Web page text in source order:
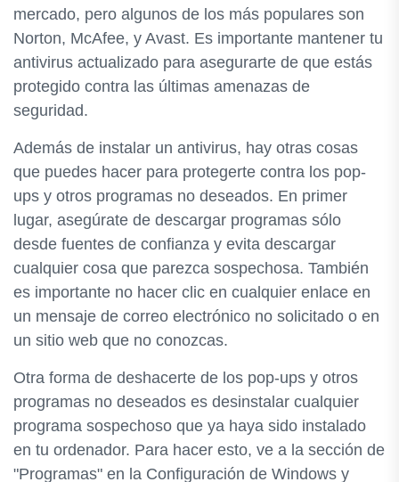
mercado, pero algunos de los más populares son
Norton, McAfee, y Avast. Es importante mantener tu
antivirus actualizado para asegurarte de que estás
protegido contra las últimas amenazas de
seguridad.
Además de instalar un antivirus, hay otras cosas
que puedes hacer para protegerte contra los pop-
ups y otros programas no deseados. En primer
lugar, asegúrate de descargar programas sólo
desde fuentes de confianza y evita descargar
cualquier cosa que parezca sospechosa. También
es importante no hacer clic en cualquier enlace en
un mensaje de correo electrónico no solicitado o en
un sitio web que no conozcas.
Otra forma de deshacerte de los pop-ups y otros
programas no deseados es desinstalar cualquier
programa sospechoso que ya haya sido instalado
en tu ordenador. Para hacer esto, ve a la sección de
"Programas" en la Configuración de Windows y